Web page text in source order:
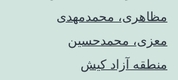
مظاهری، محمدمهدی
معزی، محمدحسین
منطقه آزاد کیش